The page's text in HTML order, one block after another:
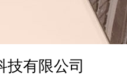
技有限公司